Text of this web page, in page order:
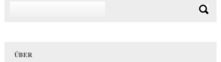
ÜBER